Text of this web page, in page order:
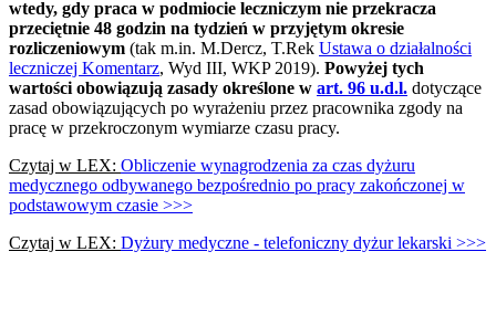
wtedy, gdy praca w podmiocie leczniczym nie przekracza
przeciętnie 48 godzin na tydzień w przyjętym okresie
rozliczeniowym (tak m.in. M.Dercz, T.Rek Ustawa o działalności
leczniczej Komentarz, Wyd III, WKP 2019). Powyżej tych
wartości obowiązują zasady określone w art. 96 u.d.l. dotyczące
zasad obowiązujących po wyrażeniu przez pracownika zgody na
pracę w przekroczonym wymiarze czasu pracy.
Czytaj w LEX: Obliczenie wynagrodzenia za czas dyżuru
medycznego odbywanego bezpośrednio po pracy zakończonej w
podstawowym czasie >>>
Czytaj w LEX: Dyżury medyczne - telefoniczny dyżur lekarski >>>